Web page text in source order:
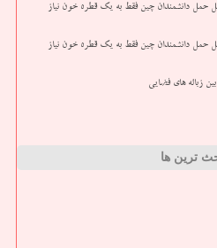
دستگاه قابل حمل دانشمندان چین فقط به یک قطره خون نیاز
دستگاه قابل حمل دانشمندان چین فقط به یک قطره خون نیاز
زباله های فضایی
ترین ها